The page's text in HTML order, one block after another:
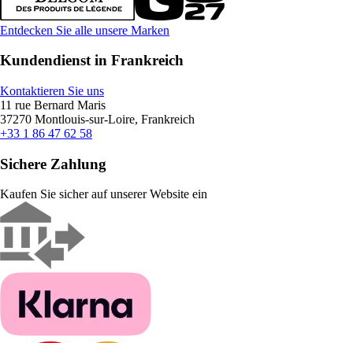
Entdecken Sie alle unsere Marken
Kundendienst in Frankreich
Kontaktieren Sie uns
11 rue Bernard Maris
37270 Montlouis-sur-Loire, Frankreich
+33 1 86 47 62 58
Sichere Zahlung
Kaufen Sie sicher auf unserer Website ein